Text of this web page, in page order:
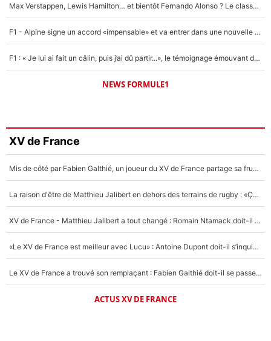
Max Verstappen, Lewis Hamilton… et bientôt Fernando Alonso ? Le classement des pilotes les mieux payés en Formule 1 risque de changer !
F1 - Alpine signe un accord «impensable» et va entrer dans une nouvelle dimension : Grande nouvelle pour Pierre Gasly !
F1 : « Je lui ai fait un câlin, puis j’ai dû partir...», le témoignage émouvant de Max Verstappen sur sa fille
NEWS FORMULE1
XV de France
Mis de côté par Fabien Galthié, un joueur du XV de France partage sa frustration : «ils ne me l’ont pas dit tout de suite»
La raison d'être de Matthieu Jalibert en dehors des terrains de rugby : «Ça m'atteint autant que si tu touches à un membre de ma famille»
XV de France - Matthieu Jalibert a tout changé : Romain Ntamack doit-il s’inquiéter pour sa place à un an de la Coupe du monde ?
«Le XV de France est meilleur avec Lucu» : Antoine Dupont doit-il s’inquiéter pour sa place ?
Le XV de France a trouvé son remplaçant : Fabien Galthié doit-il se passer d'Antoine Dupont ?
ACTUS XV DE FRANCE